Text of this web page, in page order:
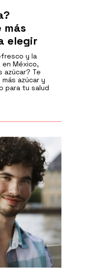
más
elegir
y la
México,
azúcar? Te
azúcar y
para tu salud